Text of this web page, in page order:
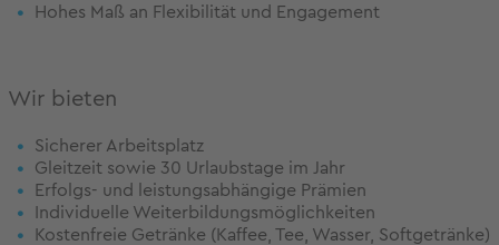
Hohes Maß an Flexibilität und Engagement
Wir bieten
Sicherer Arbeitsplatz
Gleitzeit sowie 30 Urlaubstage im Jahr
Erfolgs- und leistungsabhängige Prämien
Individuelle Weiterbildungsmöglichkeiten
Kostenfreie Getränke (Kaffee, Tee, Wasser, Softgetränke)